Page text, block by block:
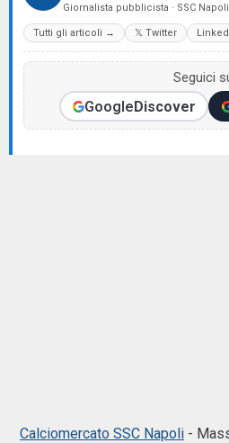
Giornalista pubblicista · SSC Napoli
Tutti gli articoli → 𝕏 Twitter
Seguici
GoogleDiscover
Calciomercato SSC Napoli -